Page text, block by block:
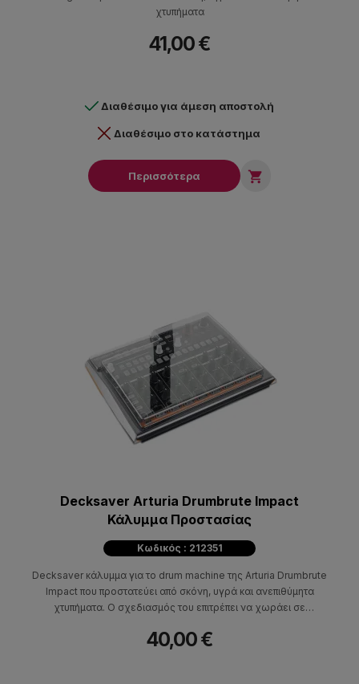
χτυπήματα
41,00 €
Διαθέσιμο για άμεση αποστολή
Διαθέσιμο στο κατάστημα
Περισσότερα 
Decksaver Arturia Drumbrute Impact
Κάλυμμα Προστασίας
Κωδικός : 212351
Decksaver κάλυμμα για τo drum machine της Arturia Drumbrute
Impact που προστατεύει από σκόνη, υγρά και ανεπιθύμητα
χτυπήματα. Ο σχεδιασμός του επιτρέπει να χωράει σε
40,00 €